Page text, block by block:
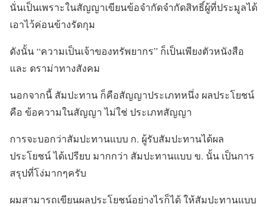
นั่นเป็นเพราะในสัญญาเขียนข้อจำกัดจำกัดสิทธิ์ผู้ที่ประมูลได้
เอาไว้ค่อนข้างรัดกุม
ดังนั้น “ความเป็นเจ้าของทรัพยากร” ก็เป็นเพียงตัวหนังสือ
และ ดราม่าทางสังคม
นอกจากนี้ สัมปะทาน ก็คือสัญญาประเภทหนึ่ง ผลประโยชน์
คือ ข้อความในสัญญา ไม่ใช่ ประเภทสัญญา
การจะบอกว่าสัมปะทานแบบ ก. ผู้รับสัมปะทานได้ผล
ประโยชน์ ได้เปรียบ มากกว่า สัมปะทานแบบ ข. นั้น เป็นการ
สรุปที่โง่มากๆครับ
ผมสามารถเขียนผลประโยชน์อย่างไรก็ได้ ให้สัมปะทานแบบ